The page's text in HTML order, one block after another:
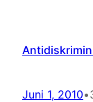
Juni 1, 2010•